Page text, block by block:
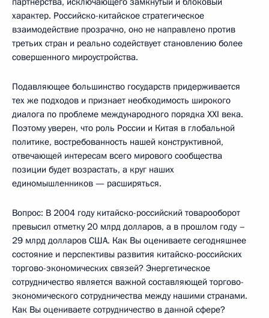
характер. Российско-китайское стратегическое
взаимодействие прозрачно, оно не направлено против
третьих стран и реально содействует становлению более
совершенного мироустройства.
Подавляющее большинство государств придерживается
тех же подходов и признает необходимость широкого
диалога по проблеме международного порядка XXI века.
Поэтому уверен, что роль России и Китая в глобальной
политике, востребованность нашей конструктивной,
отвечающей интересам всего мирового сообщества
позиции будет возрастать, а круг наших
единомышленников — расширяться.
Вопрос: В 2004 году китайско-российский товарооборот
превысил отметку 20 млрд долларов, а в прошлом году –
29 млрд долларов США. Как Вы оцениваете сегодняшнее
состояние и перспективы развития китайско-российских
торгово-экономических связей? Энергетическое
сотрудничество является важной составляющей торгово-
экономического сотрудничества между нашими странами.
Как Вы оцениваете сотрудничество в данной сфере?